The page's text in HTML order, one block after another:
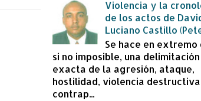
Violencia y la
de los actos de
Luciano Castillo
Se hace en extremo
si no imposible, una delimitación
exacta de la agresión, ataque,
hostilidad, violencia destructiva
contrap...